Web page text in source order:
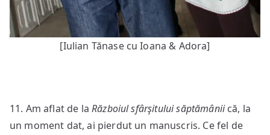
[Iulian Tănase cu Ioana & Adora]
11. Am aflat de laRăzboiul sfârşitului săptămâniică, la
un moment dat, ai pierdut un manuscris. Ce fel de